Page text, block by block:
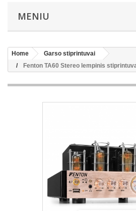
MENIU
Home
Garso stiprintuvai
Fenton TA60 Stereo lempinis